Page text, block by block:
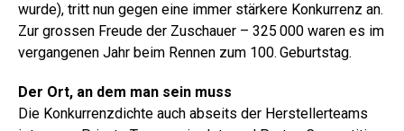
wurde), tritt nun gegen eine immer stärkere Konkurrenz an.
Zur grossen Freude der Zuschauer – 325 000 waren es im
vergangenen Jahr beim Rennen zum 100. Geburtstag.
Der Ort, an dem man sein muss
Die Konkurrenzdichte auch abseits der Herstellerteams